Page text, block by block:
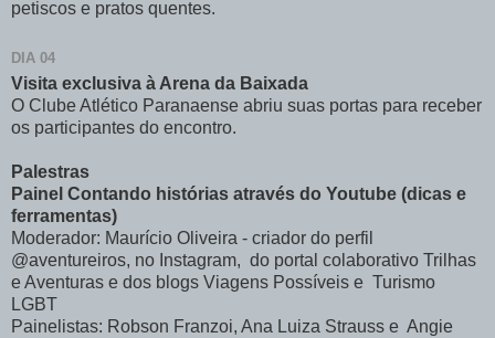
petiscos e pratos quentes.
DIA 04
Visita exclusiva à Arena da Baixada
O Clube Atlético Paranaense abriu suas portas para receber
os participantes do encontro.
Palestras
Painel Contando histórias através do Youtube (dicas e
ferramentas)
Moderador: Maurício Oliveira - criador do perfil
@aventureiros, no Instagram, do portal colaborativo Trilhas
e Aventuras e dos blogs Viagens Possíveis e Turismo
LGBT
Painelistas: Robson Franzoi, Ana Luiza Strauss e Angie